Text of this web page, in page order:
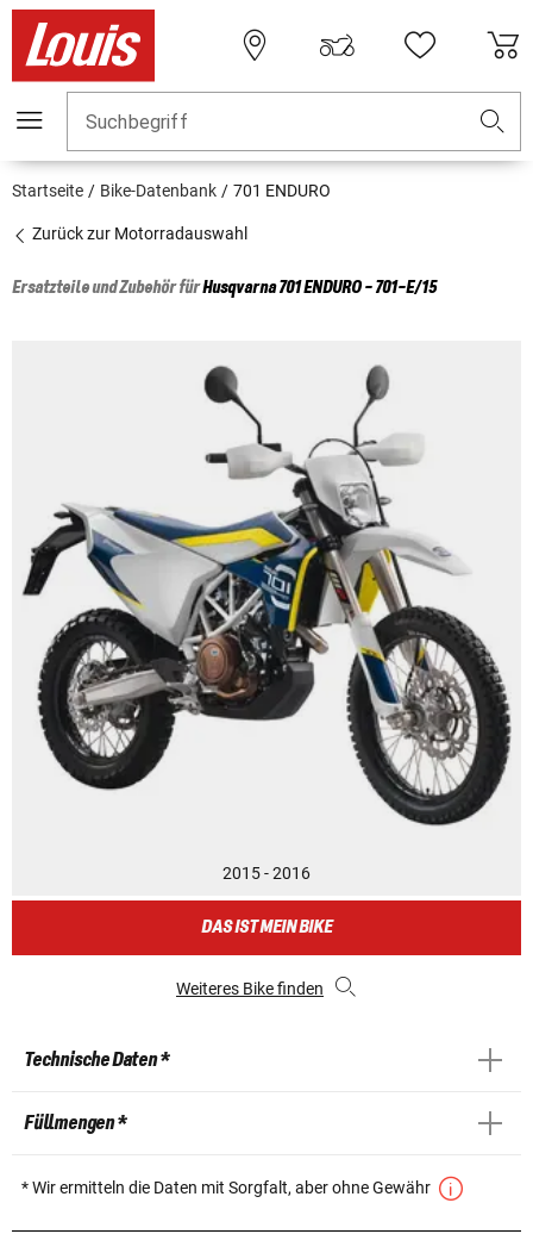
Suchbegriff
Startseite Bike-Datenbank 701 ENDURO
Zurück zur Motorradauswahl
Ersatzteile und Zubehör fürHusqvarna701 ENDURO - 701-E/15
2015 - 2016
DAS IST MEIN BIKE
Weiteres Bike finden
Technische Daten *
Füllmengen *
* Wir ermitteln die Daten mit Sorgfalt, aber ohne Gewähr